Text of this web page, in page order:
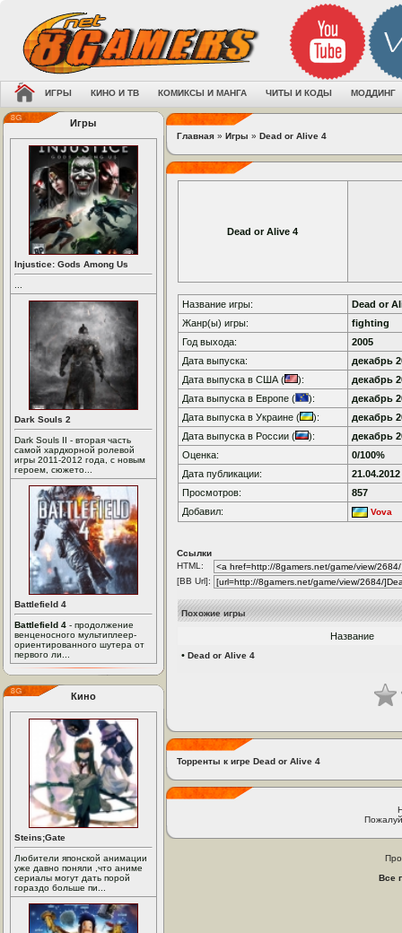
ИГРЫ КИНО И ТВ КОМИКСЫ И МАНГА ЧИТЫ И КОДЫ МОДДИНГ
Игры
Injustice: Gods Among Us
Dark Souls 2
Dark Souls II - вторая часть
самой хардкорной ролевой
игры 2011-2012 года, с новым
героем, сюжето...
Battlefield 4
Battlefield 4 - продолжение
венценосного мультиплеер-
ориентированного шутера от
первого ли...
Кино
Steins;Gate
Любители японской анимации
уже давно поняли ,что аниме
сериалы могут дать порой
гораздо больше пи...
Главная » Игры » Dead or Alive 4
Dead or Alive 4
Название игры:
Dead or
Жанр(ы) игры:
fighting
Год выхода:
2005
Дата выпуска:
декабрь
Дата выпуска в США (
):
декабрь
Дата выпуска в Европе (
):
декабрь
Дата выпуска в Украине (
):
декабрь
Дата выпуска в России (
):
декабрь
Оценка:
0/100%
Дата публикации:
21.04.2012
Просмотров:
857
Добавил:
Vova
Ссылки
HTML:
[BB Url]:
Похожие игры
Название
• Dead or Alive 4
Торренты к игре Dead or Alive 4
Все